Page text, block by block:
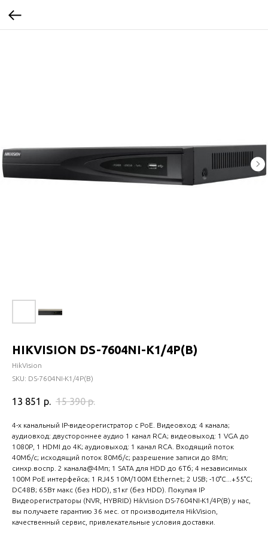
HIKVISION DS-7604NI-K1/4P(B)
HikVision
SKU: DS-7604NI-K1/4P(B)
13 851 р. 15 390 р.
4-х канальный IP-видеорегистратор c PoE. Видеовход: 4 канала;
аудиовход: двустороннее аудио 1 канал RCA; видеовыход: 1 VGA до
1080Р, 1 HDMI до 4К; аудиовыход: 1 канал RCA. Входящий поток
40Мб/с; исходящий поток 80Мб/с; разрешение записи до 8Мп;
синхр.воспр. 2 канала@4Мп; 1 SATA для HDD до 6Тб; 4 независимых
100M PoE интерфейса; 1 RJ45 10M/100M Ethernet; 2 USB; -10°C...+55°C;
DC48В; 65Вт макс (без HDD), ≤1кг (без HDD). Покупая IP
Видеорегистраторы (NVR, HYBRID) HikVision DS-7604NI-K1/4P(B) у нас,
вы получаете гарантию 36 мес. от производителя HikVision,
качественный сервис, привлекательные условия доставки.